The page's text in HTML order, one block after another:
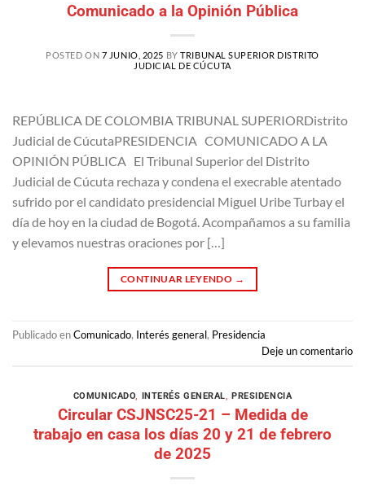
Comunicado a la Opinión Pública
POSTED ON 7 JUNIO, 2025 BYTRIBUNAL SUPERIOR DISTRITO
JUDICIAL DE CÚCUTA
REPÚBLICA DE COLOMBIA TRIBUNAL SUPERIORDistrito
Judicial de CúcutaPRESIDENCIA COMUNICADO A LA
OPINIÓN PÚBLICA El Tribunal Superior del Distrito
Judicial de Cúcuta rechaza y condena el execrable atentado
sufrido por el candidato presidencial Miguel Uribe Turbay el
día de hoy en la ciudad de Bogotá. Acompañamos a su familia
y elevamos nuestras oraciones por […]
CONTINUAR LEYENDO →
Publicado enComunicado, Interés general, Presidencia
Deje un comentario
COMUNICADO, INTERÉS GENERAL,PRESIDENCIA
Circular CSJNSC25-21 – Medida de
trabajo en casa los días 20 y 21 de febrero
de 2025